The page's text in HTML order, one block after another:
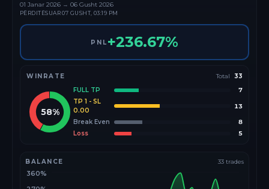
01 Janar 2026 → 06 Gusht 2026
PËRDITËSUAR07 GUSHT, 03:19 PM
PNL +236.67%
WINRATE Total 33
58%
FULL TP
7
TP 1 - SL
0.00
13
Break Even
8
Loss
5
BALANCE 33 trades
360%